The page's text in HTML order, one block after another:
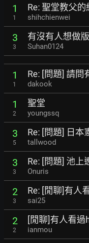
1
1
Re: 聖堂教父的
shihchienwei
3
3
有沒有人想做
Suhan0124
1
1
Re: [問題] 請問
dakook
1
2
聖堂
youngssq
3
5
Re: [問題] 日本
tallwood
3
3
Re: [問題] 池上
Onuris
2
3
Re: [閒聊]有人
sai25
2
2
[閒聊]有人看過
ianmou